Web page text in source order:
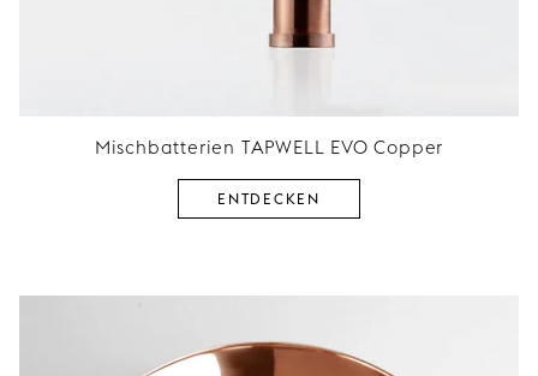
Mischbatterien TAPWELL EVO Copper
ENTDECKEN